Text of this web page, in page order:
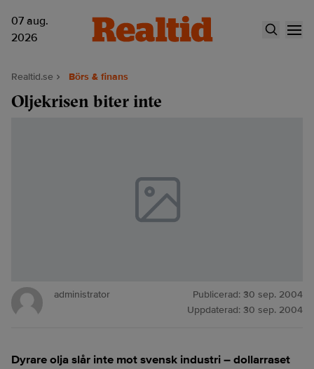
07 aug.
2026
Realtid.se Börs & finans
Oljekrisen biter inte
administrator Publicerad: 30 sep. 2004
Uppdaterad: 30 sep. 2004
Dyrare olja slår inte mot svensk industri – dollarraset